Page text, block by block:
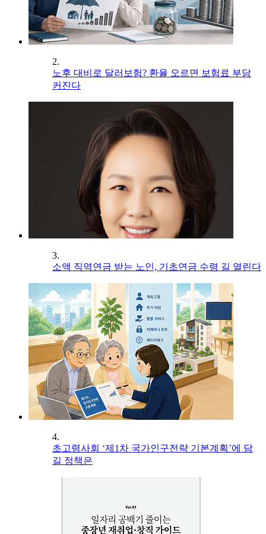
2.
노후 대비로 달러보험? 환율 오르면 보험료 부담
커진다
3.
소액 직역연금 받는 노인, 기초연금 수령 길 열린다
4.
초고령사회 ‘제1차 국가인구전략 기본계획’에 담
길 정책은